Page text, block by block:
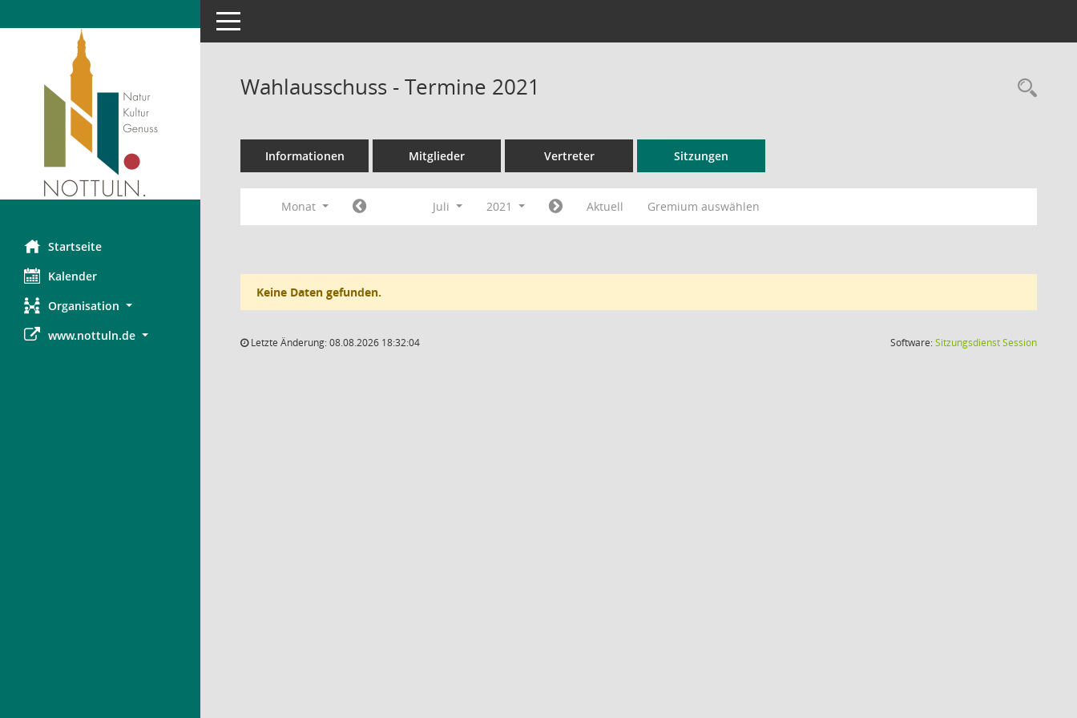
Startseite
Kalender
Organisation
www.nottuln.de
Toggle navigation
Wahlausschuss - Termine 2021
Informationen Mitglieder Vertreter Sitzungen
Monat Juli 2021 Aktuell Gremium auswählen
Keine Daten gefunden.
Letzte Änderung: 08.08.2026 18:32:04 Software:SitzungsdienstSession(Wird in